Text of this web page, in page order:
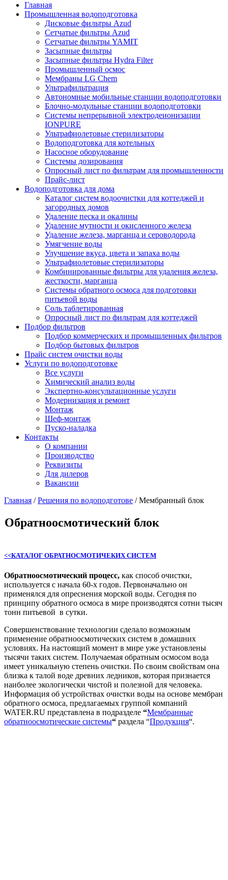
Главная
Промышленная водоподготовка
Дисковые фильтры Azud
Сетчатые фильтры Azud
Сетчатые фильтры YAMIT
Засыпные фильтры
Засыпные фильтры Hydra Filter
Промышленный осмос
Мембраны LG Chem
Ультрафильтрация
Автономные мобильные станции водоподготовки
Блочно-модульные станции водоподготовки
Системы непрерывной электродеионизации
IONPURE
Ультрафиолетовые стерилизаторы
Водоподготовка для котельных
Насосное оборудование
Системы дозирования
Опросный лист по фильтрам для промышленности
Прайс-лист
Водоподготовка для дома
Каталог систем водоочистки для коттеджей и
загородных домов
Удаление песка и окалины
Удаление мутности и окисленного железа
Удаление железа, марганца и сероводорода
Умягчение воды
Улучшение вкуса, цвета и запаха воды
Ультрафиолетовые стерилизаторы
Комбинированные фильтры для удаления железа,
жесткости, марганца
Системы обратного осмоса для подготовки
питьевой воды
Соль таблетированная
Опросный лист по фильтрам для коттеджей
Подбор фильтров
Подбор коммерческих и промышленных фильтров
Подбор бытовых фильтров
Прайс систем очистки воды
Услуги по водоподготовке
Все услуги
Химический анализ воды
Экспертно-консультационные услуги
Модернизация и ремонт
Монтаж
Шеф-монтаж
Пуско-наладка
Контакты
О компании
Производство
Реквизиты
Для дилеров
Вакансии
Главная /Решения по водоподготове /Мембранный блок
Обратноосмотический блок
<<КАТАЛОГ ОБРАТНОСМОТИЧЕКИХ СИСТЕМ
Обратноосмотический процесс, как способ очистки,
используется с начала 60-х годов. Первоначально он
применялся для опреснения морской воды. Сегодня по
принципу обратного осмоса в мире производятся сотни тысяч
тонн питьевой в сутки.
Совершенствование технологии сделало возможным
применение обратноосмотических систем в домашних
условиях. На настоящий момент в мире уже установлены
тысячи таких систем. Получаемая обратным осмосом вода
имеет уникальную степень очистки. По своим свойствам она
близка к талой воде древних ледников, которая признается
наиболее экологически чистой и полезной для человека.
Информация об устройствах очистки воды на основе мембран
обратного осмоса, предлагаемых группой компаний
WATER.RU представлена в подразделе “Мембранные
обратноосмотические системы“ раздела “Продукция“.